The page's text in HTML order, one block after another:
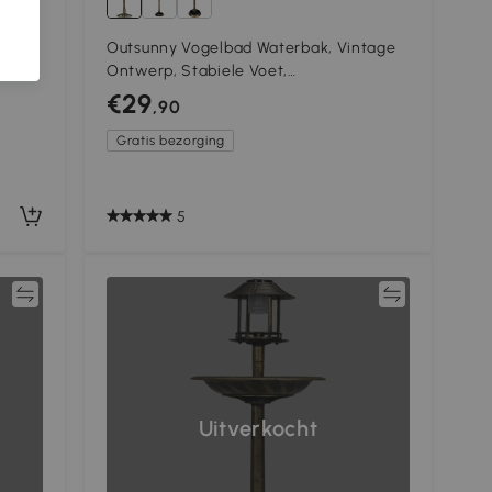
Outsunny Vogelbad Waterbak, Vintage
Ontwerp, Stabiele Voet,
Winterbestendig, Ø50 x 71H cm, Brons
€29,90
Gratis bezorging
5
Uitverkocht